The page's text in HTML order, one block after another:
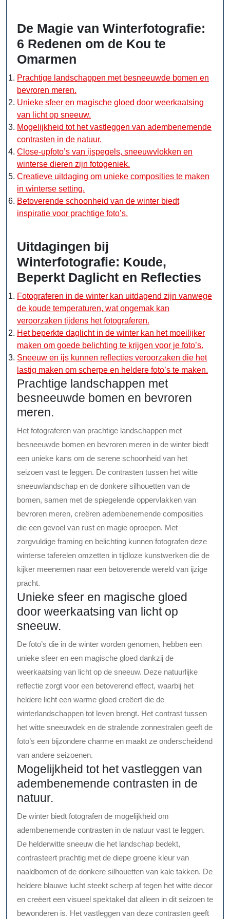
De Magie van Winterfotografie:
6 Redenen om de Kou te
Omarmen
Prachtige landschappen met besneeuwde bomen en
bevroren meren.
Unieke sfeer en magische gloed door weerkaatsing
van licht op sneeuw.
Mogelijkheid tot het vastleggen van adembenemende
contrasten in de natuur.
Close-upfoto’s van ijspegels, sneeuwvlokken en
winterse dieren zijn fotogeniek.
Creatieve uitdaging om unieke composities te maken
in winterse setting.
Betoverende schoonheid van de winter biedt
inspiratie voor prachtige foto’s.
Uitdagingen bij
Winterfotografie: Koude,
Beperkt Daglicht en Reflecties
Fotograferen in de winter kan uitdagend zijn vanwege
de koude temperaturen, wat ongemak kan
veroorzaken tijdens het fotograferen.
Het beperkte daglicht in de winter kan het moeilijker
maken om goede belichting te krijgen voor je foto’s.
Sneeuw en ijs kunnen reflecties veroorzaken die het
lastig maken om scherpe en heldere foto’s te maken.
Prachtige landschappen met
besneeuwde bomen en bevroren
meren.
Het fotograferen van prachtige landschappen met
besneeuwde bomen en bevroren meren in de winter biedt
een unieke kans om de serene schoonheid van het
seizoen vast te leggen. De contrasten tussen het witte
sneeuwlandschap en de donkere silhouetten van de
bomen, samen met de spiegelende oppervlakken van
bevroren meren, creëren adembenemende composities
die een gevoel van rust en magie oproepen. Met
zorgvuldige framing en belichting kunnen fotografen deze
winterse taferelen omzetten in tijdloze kunstwerken die de
kijker meenemen naar een betoverende wereld van ijzige
pracht.
Unieke sfeer en magische gloed
door weerkaatsing van licht op
sneeuw.
De foto’s die in de winter worden genomen, hebben een
unieke sfeer en een magische gloed dankzij de
weerkaatsing van licht op de sneeuw. Deze natuurlijke
reflectie zorgt voor een betoverend effect, waarbij het
heldere licht een warme gloed creëert die de
winterlandschappen tot leven brengt. Het contrast tussen
het witte sneeuwdek en de stralende zonnestralen geeft de
foto’s een bijzondere charme en maakt ze onderscheidend
van andere seizoenen.
Mogelijkheid tot het vastleggen van
adembenemende contrasten in de
natuur.
De winter biedt fotografen de mogelijkheid om
adembenemende contrasten in de natuur vast te leggen.
De helderwitte sneeuw die het landschap bedekt,
contrasteert prachtig met de diepe groene kleur van
naaldbomen of de donkere silhouetten van kale takken. De
heldere blauwe lucht steekt scherp af tegen het witte decor
en creëert een visueel spektakel dat alleen in dit seizoen te
bewonderen is. Het vastleggen van deze contrasten geeft